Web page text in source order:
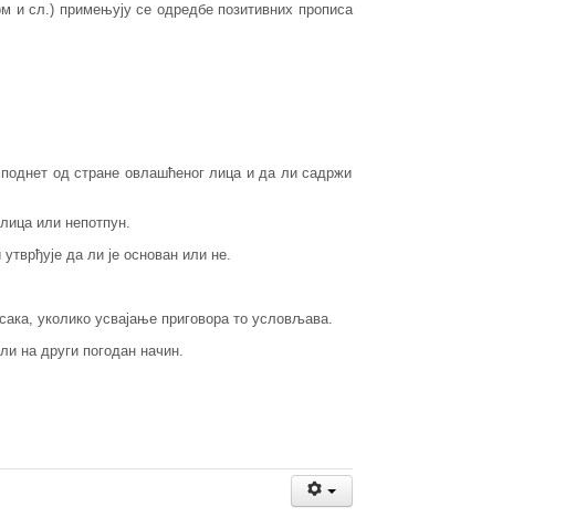
и сл.) примењују се одредбе позитивних прописа
поднет од стране овлашћеног лица и да ли садржи
или непотпун.
да ли је основан или не.
уколико усвајање приговора то условљава.
на други погодан начин.